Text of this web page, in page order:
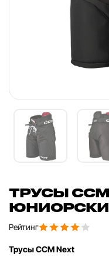
ТРУСЫ CCM
Рейтинг
Трусы CCM Next